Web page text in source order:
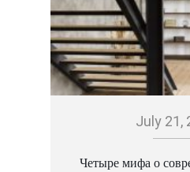
July 21,
Четыре мифа о